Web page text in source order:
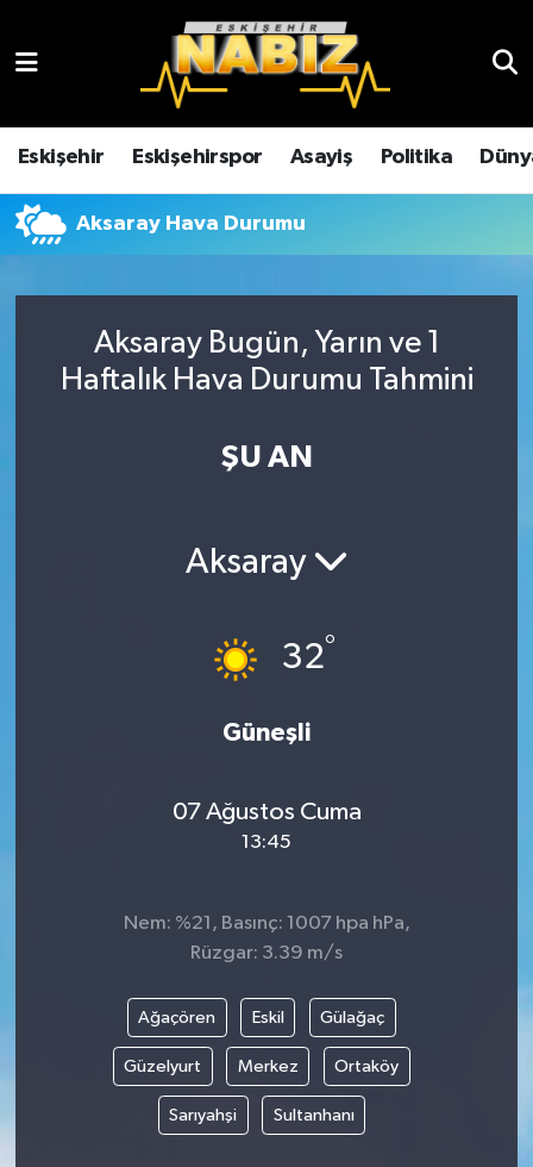
Eskişehir Eskişehirspor Asayiş Politika
Aksaray Hava Durumu
Aksaray Bugün, Yarın ve 1
Haftalık Hava Durumu Tahmini
ŞU AN
Aksaray
32°
Güneşli
07 Ağustos Cuma
13:45
Nem: %21, Basınç: 1007 hpa hPa,
Rüzgar: 3.39 m/s
Ağaçören Eskil Gülağaç
Güzelyurt Merkez Ortaköy
Sarıyahşi Sultanhanı
Çevre
Dünya
Ekonomi
Eskişehir
Yaşam
Yurttan
Eskişehir Hava Durumu
Eskişehir Trafik Yoğunluk Haritası
TFF 3.Lig 4.Grup Puan Durumu ve Fikstür
Son Dakika Haberleri
Haber Arşivi